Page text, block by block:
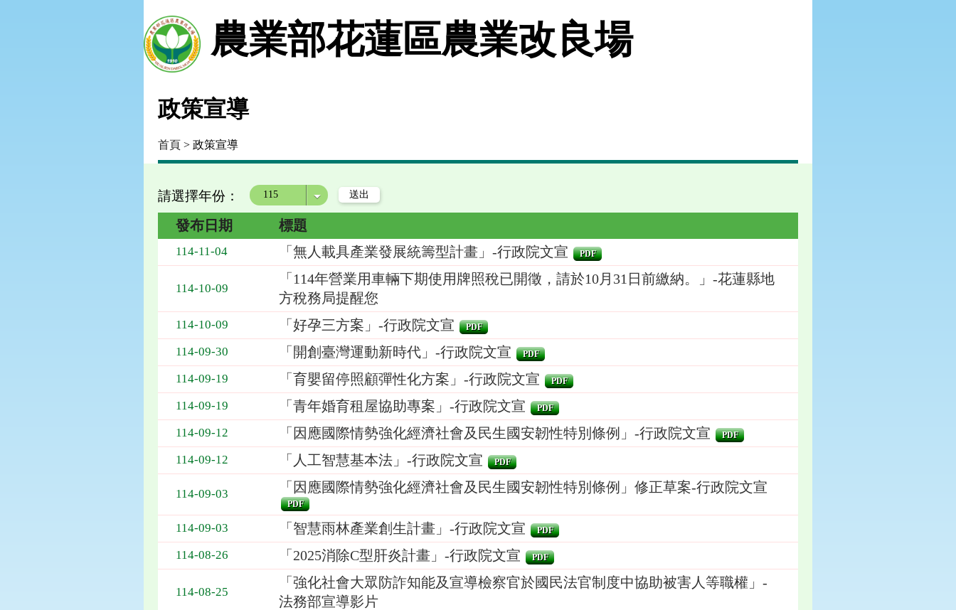
農業部花蓮區農業改良場
政策宣導
首頁 > 政策宣導
請選擇年份：
年度
發布日期 標題
114-11-04 「無人載具產業發展統籌型計畫」-行政院文宣 PDF
114-10-09
「114年營業用車輛下期使用牌照稅已開徵，請於10月31日前繳納。」-花蓮縣地
方稅務局提醒您
114-10-09 「好孕三方案」-行政院文宣 PDF
114-09-30 「開創臺灣運動新時代」-行政院文宣 PDF
114-09-19 「育嬰留停照顧彈性化方案」-行政院文宣 PDF
114-09-19 「青年婚育租屋協助專案」-行政院文宣 PDF
114-09-12 「因應國際情勢強化經濟社會及民生國安韌性特別條例」-行政院文宣 PDF
114-09-12 「人工智慧基本法」-行政院文宣 PDF
114-09-03 「因應國際情勢強化經濟社會及民生國安韌性特別條例」修正草案-行政院文宣
PDF
114-09-03 「智慧雨林產業創生計畫」-行政院文宣 PDF
114-08-26 「2025消除C型肝炎計畫」-行政院文宣 PDF
114-08-25
「強化社會大眾防詐知能及宣導檢察官於國民法官制度中協助被害人等職權」-
法務部宣導影片